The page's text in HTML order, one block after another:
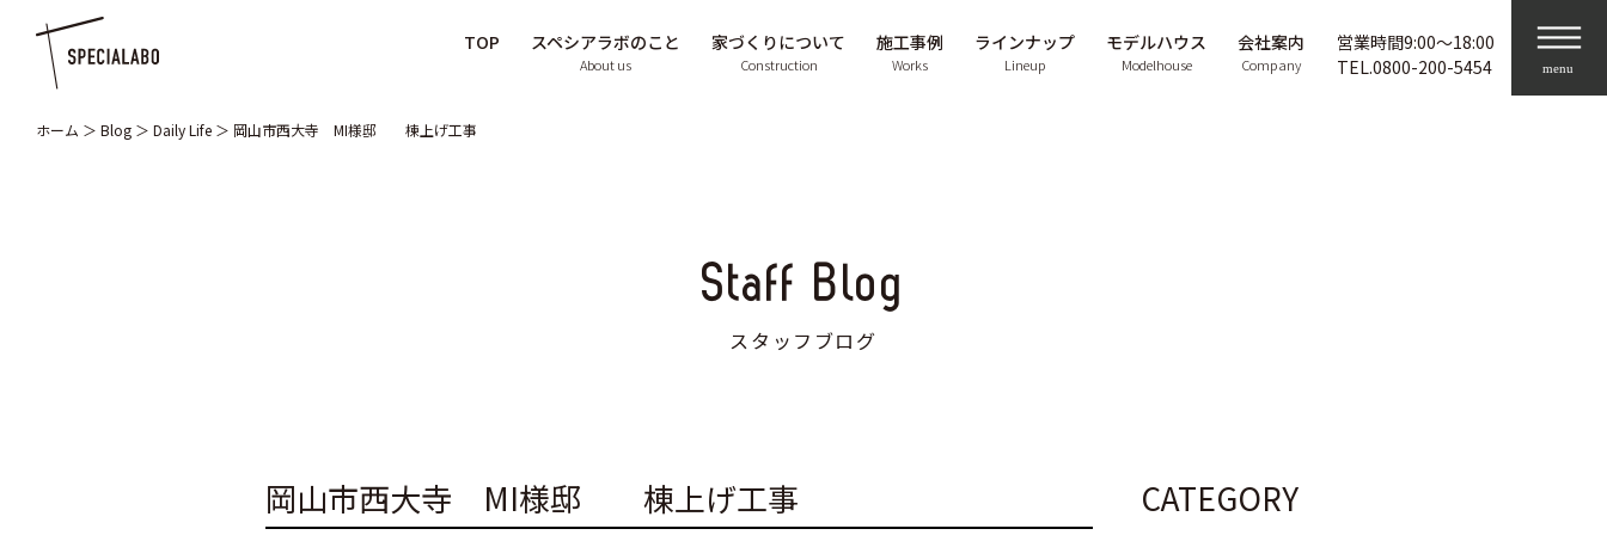
TOP スペシアラボのこと
About us
家づくりについて
Construction
施工事例
Works
ラインナップ
Lineup
モデルハウス
Modelhouse
会社案内
Company
営業時間9:00〜18:00
TEL.0800-200-5454
ホーム ＞ Blog ＞ Daily Life ＞ 岡山市西大寺 MI様邸 棟上げ工事
Staff Blog
スタッフブログ
岡山市西大寺 MI様邸 棟上げ工事 CATEGORY